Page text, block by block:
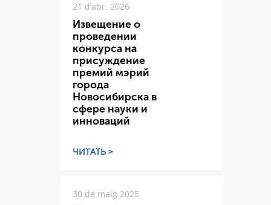
21 d’abr. 2026
Извещение о
проведении
конкурса на
присуждение
премий мэрий
города
Новосибирска в
сфере науки и
инноваций
ЧИТАТЬ >
30 de maig 2025